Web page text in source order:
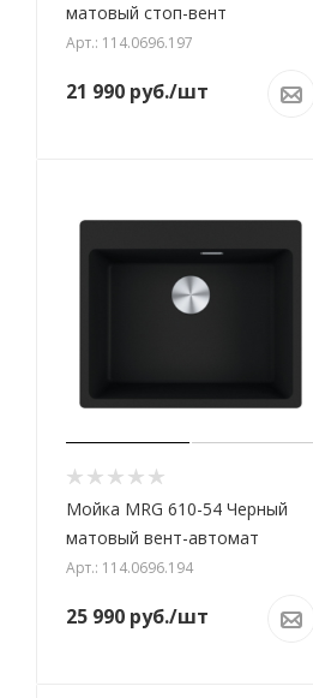
матовый стоп-вент
Арт.: 114.0696.197
21 990 руб./шт
Мойка MRG 610-54 Черный
матовый вент-автомат
Арт.: 114.0696.194
25 990 руб./шт